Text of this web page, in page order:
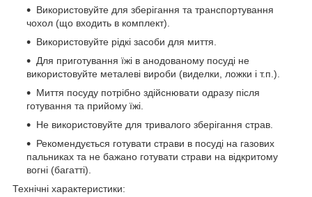
Використовуйте для зберігання та транспортування
чохол (що входить в комплект).
Використовуйте рідкі засоби для миття.
Для приготування їжі в анодованому посуді не
використовуйте металеві вироби (виделки, ложки і т.п.).
Миття посуду потрібно здійснювати одразу після
готування та прийому їжі.
Не використовуйте для тривалого зберігання страв.
Рекомендується готувати страви в посуді на газових
пальниках та не бажано готувати страви на відкритому
вогні (багатті).
Технічні характеристики: